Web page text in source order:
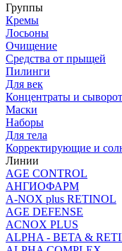
Группы
Кремы
Лосьоны
Очищение
Средства от прыщей
Пилинги
Для век
Концентраты и
Маски
Наборы
Для тела
Корректирующие и
Линии
AGE CONTROL
АНГИОФАРМ
A-NOX plus RETINOL
AGE DEFENSE
ACNOX PLUS
ALPHA - BETA &